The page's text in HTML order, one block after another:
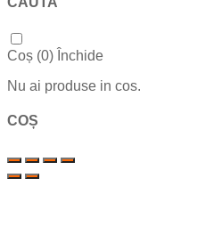
Coș (0) Închide
Nu ai produse in cos.
COȘ